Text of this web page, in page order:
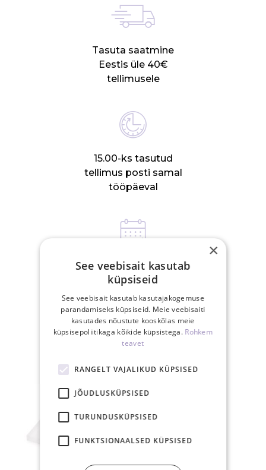
Tasuta saatmine
Eestis üle 40€
tellimusele
15.00-ks tasutud
tellimus posti samal
tööpäeval
30-päevane
tagastusõigus
SEOTUD TOOTED
×
See veebisait kasutab
küpsiseid
See veebisait kasutab kasutajakogemuse
parandamiseks küpsiseid. Meie veebisaiti
kasutades nõustute kooskõlas meie
küpsisepoliitikaga kõikide küpsistega. Rohkem
teavet
RANGELT VAJALIKUD KÜPSISED
JÕUDLUSKÜPSISED
TURUNDUSKÜPSISED
FUNKTSIONAALSED KÜPSISED